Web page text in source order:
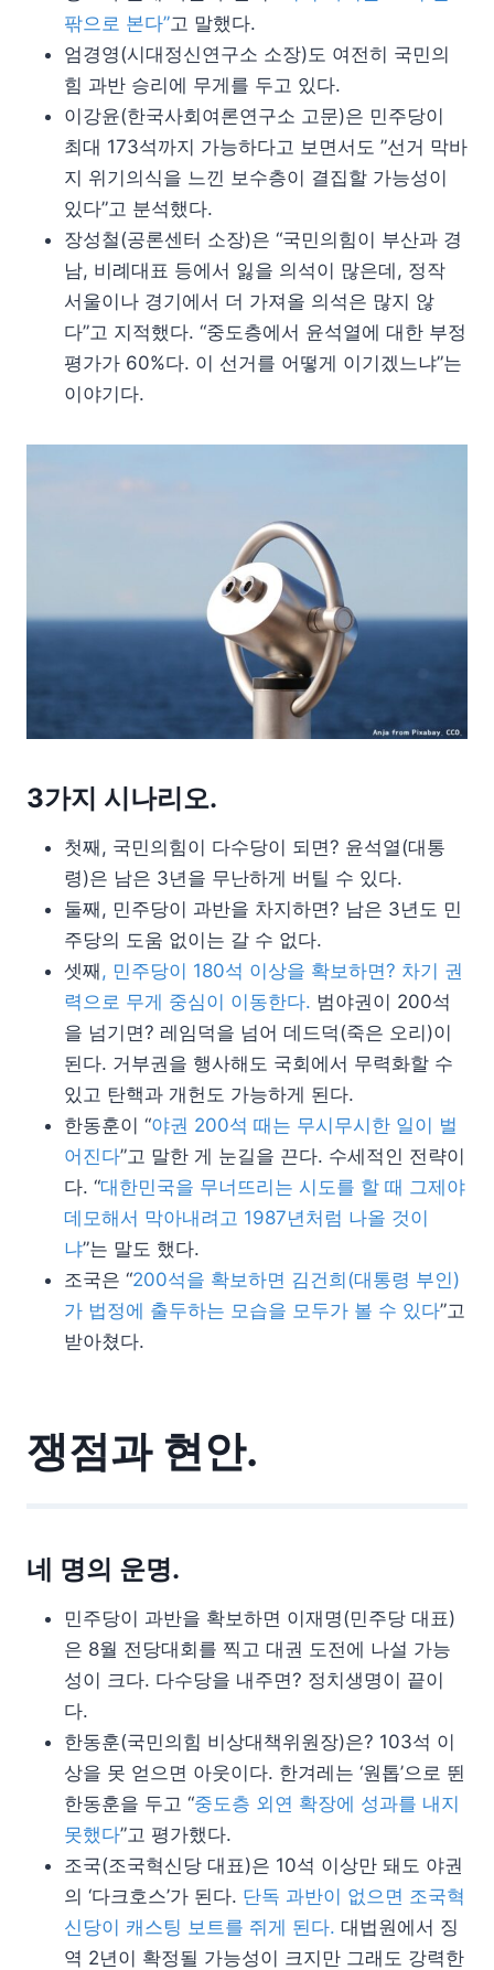
팎으로 본다”고 말했다.
엄경영(시대정신연구소 소장)도 여전히 국민의
힘 과반 승리에 무게를 두고 있다.
이강윤(한국사회여론연구소 고문)은 민주당이
최대 173석까지 가능하다고 보면서도 ”선거 막바
지 위기의식을 느낀 보수층이 결집할 가능성이
있다”고 분석했다.
장성철(공론센터 소장)은 “국민의힘이 부산과 경
남, 비례대표 등에서 잃을 의석이 많은데, 정작
서울이나 경기에서 더 가져올 의석은 많지 않
다”고 지적했다. “중도층에서 윤석열에 대한 부정
평가가 60%다. 이 선거를 어떻게 이기겠느냐”는
이야기다.
3가지 시나리오.
첫째, 국민의힘이 다수당이 되면? 윤석열(대통
령)은 남은 3년을 무난하게 버틸 수 있다.
둘째, 민주당이 과반을 차지하면? 남은 3년도 민
주당의 도움 없이는 갈 수 없다.
셋째 , 민주당이 180석 이상을 확보하면? 차기 권
력으로 무게 중심이 이동한다. 범야권이 200석
을 넘기면? 레임덕을 넘어 데드덕(죽은 오리)이
된다. 거부권을 행사해도 국회에서 무력화할 수
있고 탄핵과 개헌도 가능하게 된다.
한동훈이 “야권 200석 때는 무시무시한 일이 벌
어진다”고 말한 게 눈길을 끈다. 수세적인 전략이
다. “대한민국을 무너뜨리는 시도를 할 때 그제야
데모해서 막아내려고 1987년처럼 나올 것이
냐”는 말도 했다.
조국은 “200석을 확보하면 김건희(대통령 부인)
가 법정에 출두하는 모습을 모두가 볼 수 있다”고
받아쳤다.
쟁점과 현안.
네 명의 운명.
민주당이 과반을 확보하면 이재명(민주당 대표)
은 8월 전당대회를 찍고 대권 도전에 나설 가능
성이 크다. 다수당을 내주면? 정치생명이 끝이
다.
한동훈(국민의힘 비상대책위원장)은? 103석 이
상을 못 얻으면 아웃이다. 한겨레는 ‘원톱’으로 뛴
한동훈을 두고 “중도층 외연 확장에 성과를 내지
못했다”고 평가했다.
조국(조국혁신당 대표)은 10석 이상만 돼도 야권
의 ‘다크호스’가 된다. 단독 과반이 없으면 조국혁
신당이 캐스팅 보트를 쥐게 된다. 대법원에서 징
역 2년이 확정될 가능성이 크지만 그래도 강력한